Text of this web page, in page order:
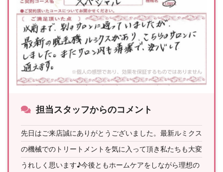
担当スタッフからのコメント
先日はご来店誠にありがとうございました。最新ルミクス
の機械でのトリートメントを気に入って頂き私たちも大変
うれしく思います♪今後ともホームケアをしながら理想の